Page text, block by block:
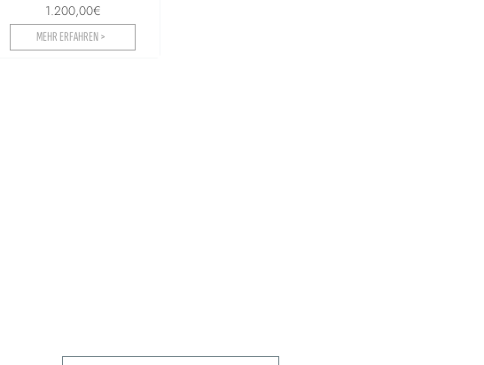
1.200,00€
MEHR ERFAHREN >